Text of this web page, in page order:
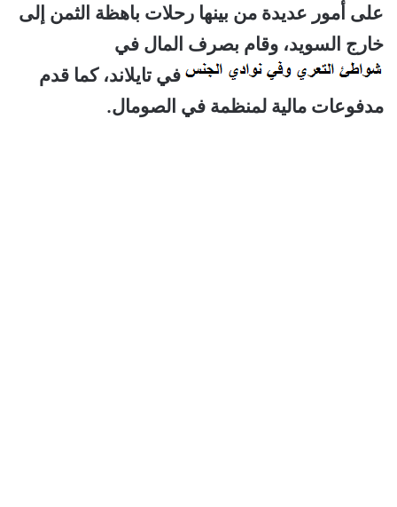
على أمور عديدة من بينها رحلات باهظة الثمن إلى
خارج السويد، وقام بصرف المال في
في تايلاند، كما قدم
مدفوعات مالية لمنظمة في الصومال.